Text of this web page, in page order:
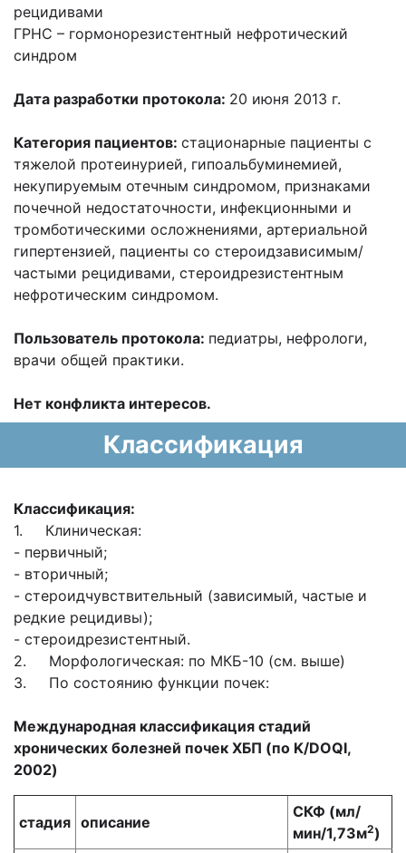
рецидивами
ГРНС – гормонорезистентный нефротический
синдром
Дата разработки протокола: 20 июня 2013 г.
Категория пациентов: стационарные пациенты с
тяжелой протеинурией, гипоальбуминемией,
некупируемым отечным синдромом, признаками
почечной недостаточности, инфекционными и
тромботическими осложнениями, артериальной
гипертензией, пациенты со стероидзависимым/
частыми рецидивами, стероидрезистентным
нефротическим синдромом.
Пользователь протокола: педиатры, нефрологи,
врачи общей практики.
Нет конфликта интересов.
Классификация
Классификация:
1. Клиническая:
- первичный;
- вторичный;
- стероидчувствительный (зависимый, частые и
редкие рецидивы);
- стероидрезистентный.
2. Морфологическая: по МКБ-10 (см. выше)
3. По состоянию функции почек:
Международная классификация стадий
хронических болезней почек ХБП (по K/DOQI,
2002)
стадия описание
СКФ (мл/
мин/1,73м2)